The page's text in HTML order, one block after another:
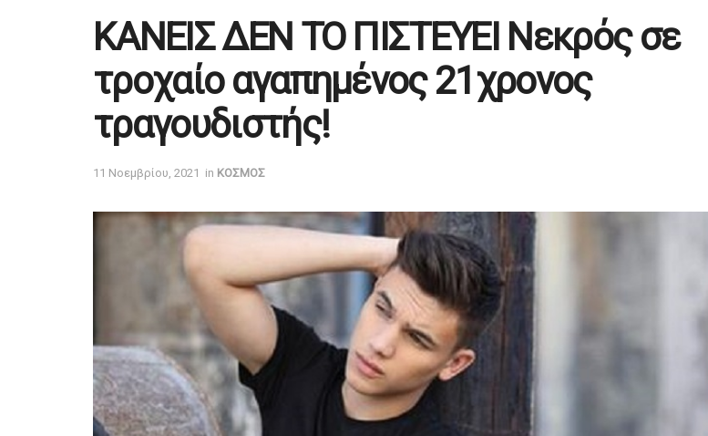
ΚΑΝΕΙΣ ΔΕΝ ΤΟ ΠΙΣΤΕΥΕΙ Νεκρός σε
τροχαίο αγαπημένος 21χρονος
τραγουδιστής!
11 Νοεμβρίου, 2021 in ΚΟΣΜΟΣ